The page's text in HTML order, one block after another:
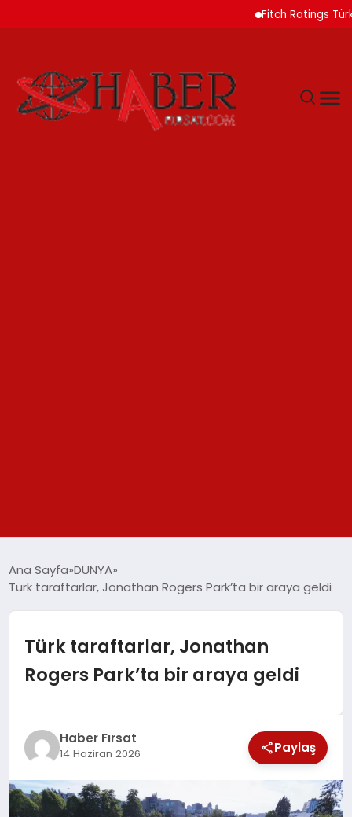
Fitch Ratings Türk
YAŞAM
TEKNOLOJİ
EKONOMİ
MAGAZİN
Ana Sayfa DÜNYA
Türk taraftarlar, Jonathan Rogers Park’ta bir araya geldi
Türk taraftarlar, Jonathan
Rogers Park’ta bir araya geldi
Haber Fırsat
14 Haziran 2026 Paylaş